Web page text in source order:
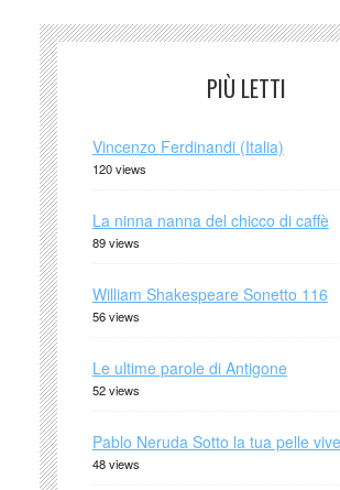
PIÙ LETTI
Vincenzo Ferdinandi (Italia)
120 views
La ninna nanna del chicco di caffè
89 views
William Shakespeare Sonetto 116
56 views
Le ultime parole di Antigone
52 views
Pablo Neruda Sotto la tua pelle
48 views